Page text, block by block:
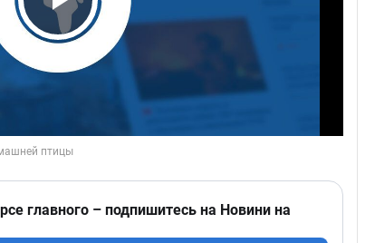
Play Video
главного – подпишитесь на Новини на